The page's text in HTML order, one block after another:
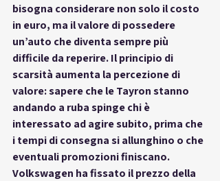
bisogna considerare non solo il costo
in euro, ma il valore di possedere
un’auto che diventa sempre più
difficile da reperire. Il principio di
scarsità aumenta la percezione di
valore: sapere che le Tayron stanno
andando a ruba spinge chi è
interessato ad agire subito, prima che
i tempi di consegna si allunghino o che
eventuali promozioni finiscano.
Volkswagen ha fissato il prezzo della